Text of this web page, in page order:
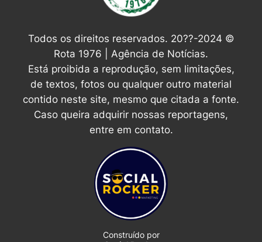
Todos os direitos reservados. 20??-2024 ©
Rota 1976 | Agência de Notícias.
Está proibida a reprodução, sem limitações,
de textos, fotos ou qualquer outro material
contido neste site, mesmo que citada a fonte.
Caso queira adquirir nossas reportagens,
entre em contato.
Construído por